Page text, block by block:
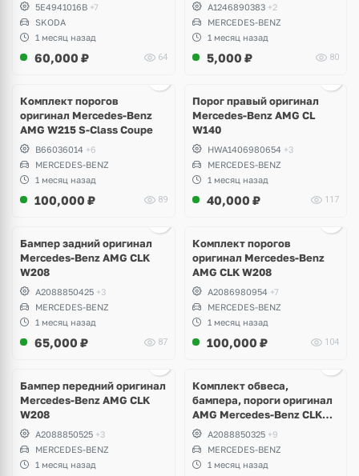
5E4941016B +7
SKODA
1 месяц назад
60,000 ₽ 64
A1246890383 +2
MERCEDES-BENZ
1 месяц назад
5,000 ₽ 80
Комплект порогов
оригинал Mercedes-Benz
AMG W215 S-Class Coupe
B66036014 +6
MERCEDES-BENZ
1 месяц назад
100,000 ₽ 89
Порог правый оригинал
Mercedes-Benz AMG CL
W140
HWA1406980654 +3
MERCEDES-BENZ
1 месяц назад
40,000 ₽ 117
Бампер задний оригинал
Mercedes-Benz AMG CLK
W208
A2088850425 +3
MERCEDES-BENZ
1 месяц назад
65,000 ₽ 87
Комплект порогов
оригинал Mercedes-Benz
AMG CLK W208
A2086980954 +7
MERCEDES-BENZ
1 месяц назад
100,000 ₽ 104
Бампер передний оригинал
Mercedes-Benz AMG CLK
W208
A2088850525 +3
MERCEDES-BENZ
1 месяц назад
Комплект обвеса,
бампера, пороги оригинал
AMG Mercedes-Benz CLK
W208A2088850325 +9
MERCEDES-BENZ
1 месяц назад